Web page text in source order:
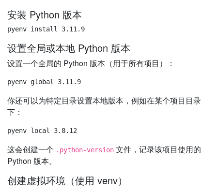
安装 Python 版本
设置全局或本地 Python 版本
设置一个全局的 Python 版本（用于所有项目）：
你还可以为特定目录设置本地版本，例如在某个项目目录
下：
这会创建一个 .python-version 文件，记录该项目使用的
Python 版本。
创建虚拟环境（使用 venv）